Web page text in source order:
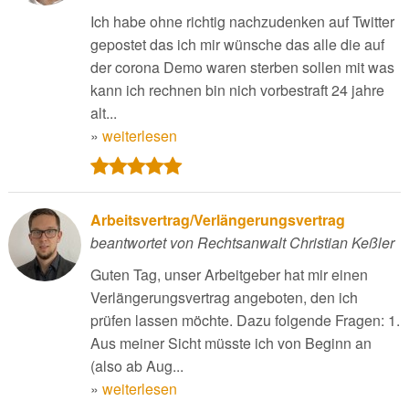
Ich habe ohne richtig nachzudenken auf Twitter
gepostet das ich mir wünsche das alle die auf
der corona Demo waren sterben sollen mit was
kann ich rechnen bin nich vorbestraft 24 jahre
alt...
» weiterlesen
Arbeitsvertrag/Verlängerungsvertrag
beantwortet von Rechtsanwalt Christian Keßler
Guten Tag, unser Arbeitgeber hat mir einen
Verlängerungsvertrag angeboten, den ich
prüfen lassen möchte. Dazu folgende Fragen: 1.
Aus meiner Sicht müsste ich von Beginn an
(also ab Aug...
» weiterlesen